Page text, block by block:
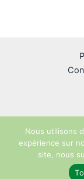
Nous utilisons
expérience sur
site, nous